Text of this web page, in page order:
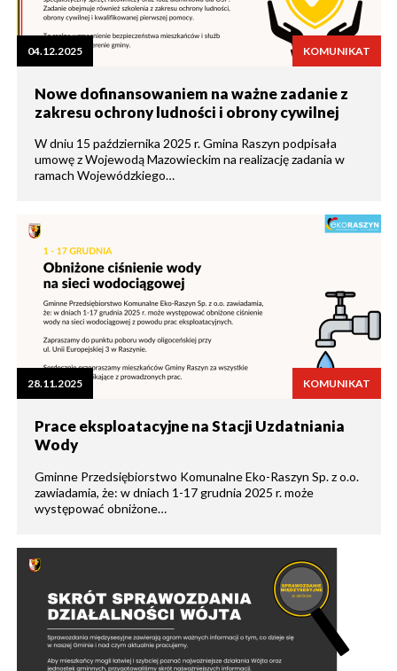
04.12.2025 KOMUNIKAT
Nowe dofinansowaniem na ważne zadanie z
zakresu ochrony ludności i obrony cywilnej
W dniu 15 października 2025 r. Gmina Raszyn podpisała
umowę z Wojewodą Mazowieckim na realizację zadania w
ramach Wojewódzkiego…
28.11.2025 KOMUNIKAT
Prace eksploatacyjne na Stacji Uzdatniania
Wody
Gminne Przedsiębiorstwo Komunalne Eko-Raszyn Sp. z o.o.
zawiadamia, że: w dniach 1-17 grudnia 2025 r. może
występować obniżone…